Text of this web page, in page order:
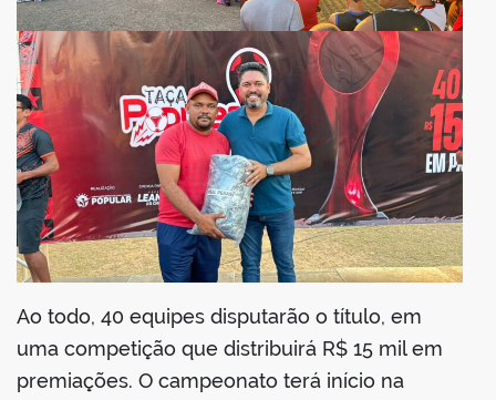
Ao todo, 40 equipes disputarão o título, em
uma competição que distribuirá R$ 15 mil em
premiações. O campeonato terá início na